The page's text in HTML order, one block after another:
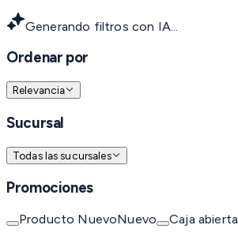
Generando filtros con IA...
Ordenar por
Relevancia
Sucursal
Todas las sucursales
Promociones
Producto NuevoNuevo Caja abierta